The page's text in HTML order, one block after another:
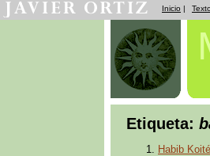
Inicio |
Etiqueta:
Habib